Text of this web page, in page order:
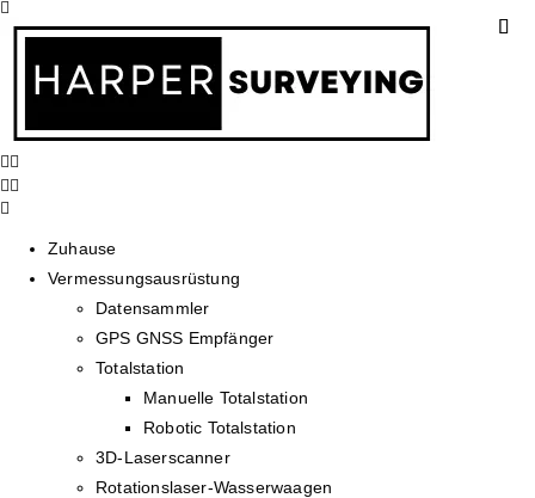
Zuhause
Vermessungsausrüstung
Datensammler
GPS GNSS Empfänger
Totalstation
Manuelle Totalstation
Robotic Totalstation
3D-Laserscanner
Rotationslaser-Wasserwaagen